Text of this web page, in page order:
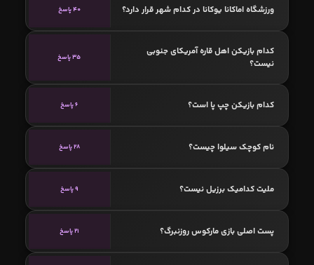
ورزشگاه اماکانا یوکانا در کدام شهر قرار دارد؟ 40 پاسخ
کدام بازیکن اهل قاره آمریکای جنوبی
نیست؟
35 پاسخ
کدام بازیکن چپ پا است؟ 6 پاسخ
نام کوچک سیلوا چیست؟ 28 پاسخ
ملیت کدامیک برزیل نیست؟ 9 پاسخ
پست اصلی بازی مارکوس روزنبرگ؟ 21 پاسخ